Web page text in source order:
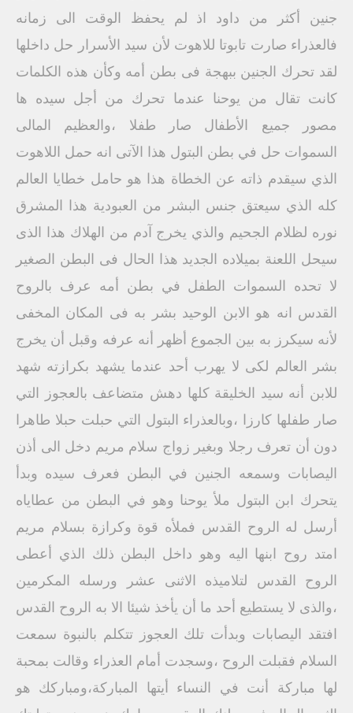
جنين أكثر من داود اذ لم يحفظ الوقت الى زمانه
فالعذراء صارت تابوتا للاهوت لأن سيد الأسرار حل داخلها
لقد تحرك الجنين ببهجة فى بطن أمه وكأن هذه الكلمات
كانت تقال من يوحنا عندما تحرك من أجل سیده ها
مصور جميع الأطفال صار طفلا ،والعظيم المالى
السموات حل في بطن البتول هذا الآتى انه حمل اللاهوت
الذي سيقدم ذاته عن الخطاة هذا هو حامل خطايا العالم
كله الذي سيعتق جنس البشر من العبودية هذا المشرق
نوره لظلام الجحيم والذي يخرج آدم من الهلاك هذا الذى
سيحل اللعنة بميلاده الجديد هذا الحال فى البطن الصغير
لا تحده السموات الطفل في بطن أمه عرف بالروح
القدس انه هو الابن الوحيد بشر به فى المكان المخفى
لأنه سیکرز به بین الجموع أظهر أنه عرفه وقبل أن يخرج
بشر العالم لكى لا يهرب أحد عندما يشهد بكرازته شهد
للابن أنه سيد الخليقة كلها دهش متضاعف بالعجوز التي
صار طفلها كارزا ،وبالعذراء البتول التي حبلت حبلا طاهرا
دون أن تعرف رجلا وبغير زواج سلام مريم دخل الى أذن
اليصابات وسمعه الجنين في البطن فعرف سيده وبدأ
يتحرك ابن البتول ملأ يوحنا وهو في البطن من عطاياه
أرسل له الروح القدس فملأه قوة وكرازة بسلام مريم
امتد روح ابنها اليه وهو داخل البطن ذلك الذي أعطى
الروح القدس لتلاميذه الاثنى عشر ورسله المكرمين
،والذى لا يستطيع أحد ما أن يأخذ شيئا الا به الروح القدس
افتقد اليصابات وبدأت تلك العجوز تتكلم بالنبوة سمعت
السلام فقبلت الروح ،وسجدت أمام العذراء وقالت بمحبة
لها مباركة أنت في النساء أيتها المباركة،ومباركك هو